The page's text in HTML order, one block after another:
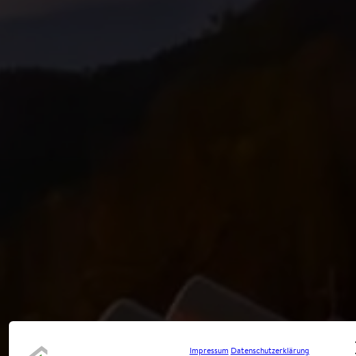
Impressum Datenschutzerklärung